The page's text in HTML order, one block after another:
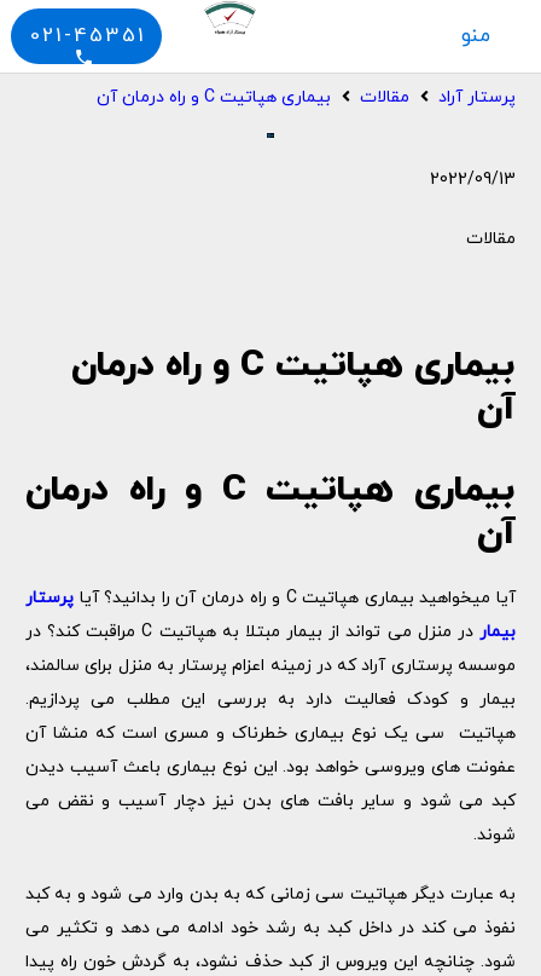
منو 021-45351
phone
پرستار آراد مقالات بیماری هپاتیت C و راه درمان آن
2022/09/13
مقالات
بیماری هپاتیت C و راه درمان
آن
بیماری هپاتیت C و راه درمان
آن
آیا میخواهید بیماری هپاتیت C و راه درمان آن را بدانید؟ آیا
پرستار
بیمار
در منزل می تواند از بیمار مبتلا به هپاتیت C مراقبت کند؟ در
موسسه پرستاری آراد که در زمینه اعزام پرستار به منزل برای سالمند،
بیمار و کودک فعالیت دارد به بررسی این مطلب می پردازیم.
هپاتیت سی یک نوع بیماری خطرناک و مسری است که منشا آن
عفونت های ویروسی خواهد بود. این نوع بیماری باعث آسیب دیدن
کبد می شود و سایر بافت های بدن نیز دچار آسیب و نقض می
شوند.
به عبارت دیگر هپاتیت سی زمانی که به بدن وارد می شود و به کبد
نفوذ می کند در داخل کبد به رشد خود ادامه می دهد و تکثیر می
شود. چنانچه این ویروس از کبد حذف نشود، به گردش خون راه پیدا